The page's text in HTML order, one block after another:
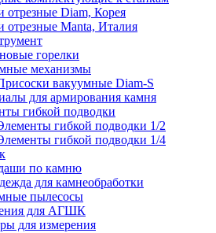
отрезные Diam, Корея
отрезные Manta, Италия
горелки
механизмы
вакуумные Diam-S
для армирования камня
гибкой подводки
гибкой подводки 1/2
гибкой подводки 1/4
по камню
для камнеобработки
пылесосы
для АГШК
для измерения